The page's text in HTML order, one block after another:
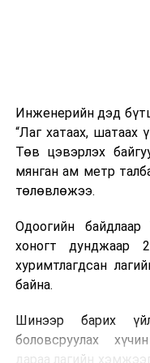
өдөр тутмын
практик ур
Сургалтыг
жишээнд суурилсан
танилцах, онцгой
онол, практик
байна.
зохион байгуулах
Нийслэлийн
Инженерийн дэд
“Лаг хатаах, шатаах
Төв цэвэрлэх
мянган ам метр
төлөвлөжээ.
Одоогийн
хоногт дунджаар
хуримтлагдсан
байна.
Шинээр барих
боловсруулах
дараа лагийн